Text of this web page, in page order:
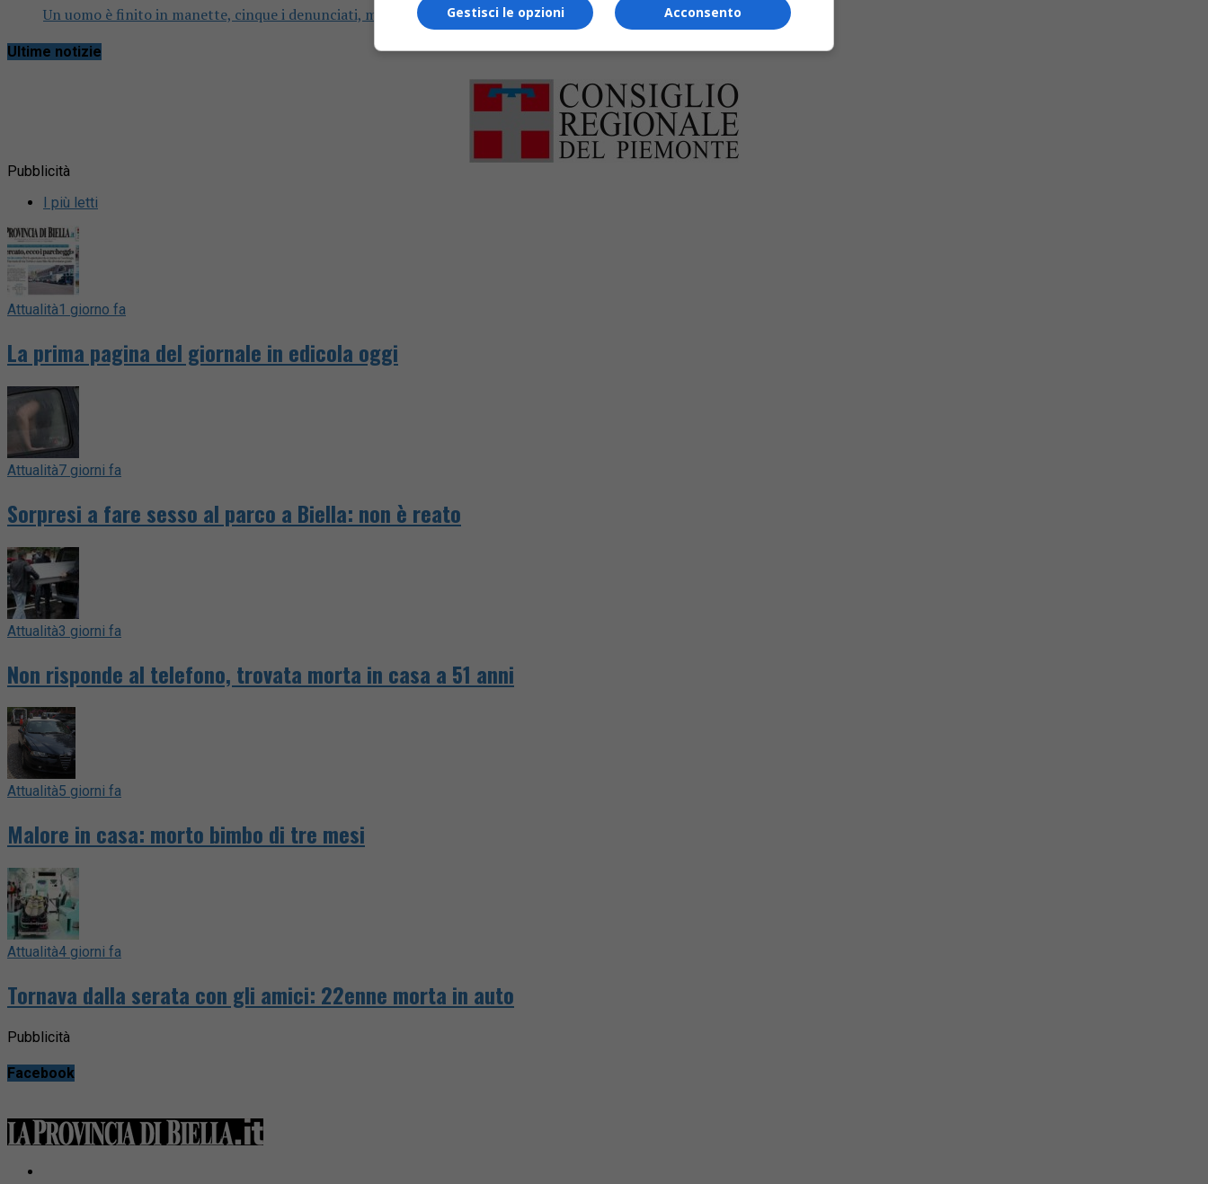
Un uomo è finito in manette, cinque i denunciati, multe per un totale di 19mila euro
Ultime notizie
Pubblicità
I più letti
Attualità1 giorno fa
La prima pagina del giornale in edicola oggi
Attualità7 giorni fa
Sorpresi a fare sesso al parco a Biella: non è reato
Attualità3 giorni fa
Non risponde al telefono, trovata morta in casa a 51 anni
Attualità5 giorni fa
Malore in casa: morto bimbo di tre mesi
Attualità4 giorni fa
Tornava dalla serata con gli amici: 22enne morta in auto
Pubblicità
Facebook
Acconsento
Gestisci le opzioni